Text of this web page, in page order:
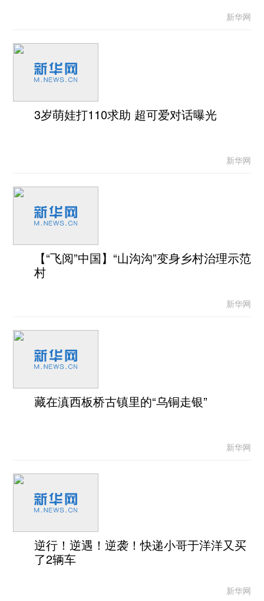
新华网
3岁萌娃打110求助 超可爱对话曝光
新华网
【“飞阅”中国】“山沟沟”变身乡村治理示范
村
新华网
藏在滇西板桥古镇里的“乌铜走银”
新华网
逆行！逆遇！逆袭！快递小哥于洋洋又买
了2辆车
新华网